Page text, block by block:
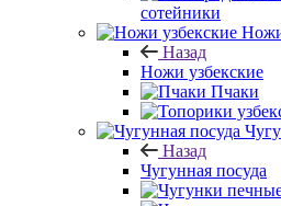
сотейники
Назад
Ножи узбекские
Пчаки
Назад
Чугунная посуда